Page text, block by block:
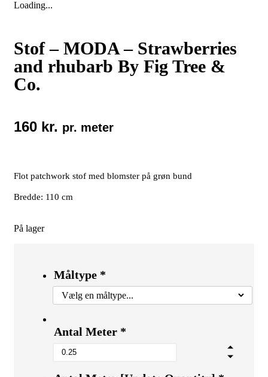
Loading...
Stof – MODA – Strawberries
and rhubarb By Fig Tree &
Co.
160 kr. pr. meter
Flot patchwork stof med blomster på grøn bund
Bredde: 110 cm
På lager
Måltype *
Antal Meter *